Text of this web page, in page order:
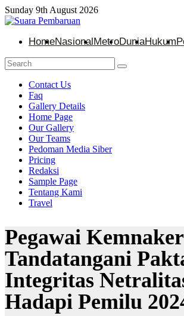
Sunday 9th August 2026
HomeNasionalMetroDuniaHukum
Contact Us
Faq
Gallery Details
Home Page
Our Gallery
Our Teams
Pedoman Media Siber
Pricing
Redaksi
Sample Page
Tentang Kami
Travel
Pegawai Kemnaker
Tandatangani
Integritas
Hadapi Pemilu